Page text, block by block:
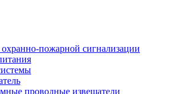
пожарной сигнализации
проводные извещатели